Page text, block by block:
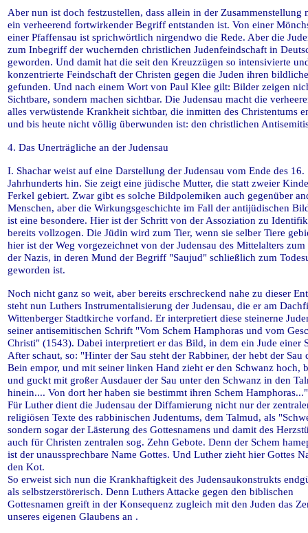
Aber nun ist doch festzustellen, dass allein in der Zusammenstellung
ein verheerend fortwirkender Begriff entstanden ist. Von einer
einer Pfaffensau ist sprichwörtlich nirgendwo die Rede. Aber die
zum Inbegriff der wuchernden christlichen Judenfeindschaft in
geworden. Und damit hat die seit den Kreuzzügen so intensivierte
konzentrierte Feindschaft der Christen gegen die Juden ihren
gefunden. Und nach einem Wort von Paul Klee gilt: Bilder zeigen
Sichtbare, sondern machen sichtbar. Die Judensau macht die
alles verwüstende Krankheit sichtbar, die inmitten des Christentums
und bis heute nicht völlig überwunden ist: den christlichen
4. Das Unerträgliche an der Judensau
I. Shachar weist auf eine Darstellung der Judensau vom Ende des 16.
Jahrhunderts hin. Sie zeigt eine jüdische Mutter, die statt zweier
Ferkel gebiert. Zwar gibt es solche Bildpolemiken auch gegenüber
Menschen, aber die Wirkungsgeschichte im Fall der antijüdischen
ist eine besondere. Hier ist der Schritt von der Assoziation zu
bereits vollzogen. Die Jüdin wird zum Tier, wenn sie selber Tiere
hier ist der Weg vorgezeichnet von der Judensau des Mittelalters zum
der Nazis, in deren Mund der Begriff "Saujud" schließlich zum
geworden ist.
Noch nicht ganz so weit, aber bereits erschreckend nahe zu dieser
steht nun Luthers Instrumentalisierung der Judensau, die er am
Wittenberger Stadtkirche vorfand. Er interpretiert diese steinerne
seiner antisemitischen Schrift "Vom Schem Hamphoras und vom
Christi" (1543). Dabei interpretiert er das Bild, in dem ein Jude einer
After schaut, so: "Hinter der Sau steht der Rabbiner, der hebt der Sau
Bein empor, und mit seiner linken Hand zieht er den Schwanz hoch,
und guckt mit großer Ausdauer der Sau unter den Schwanz in den
hinein.... Von dort her haben sie bestimmt ihren Schem Hamphoras..."
Für Luther dient die Judensau der Diffamierung nicht nur der
religiösen Texte des rabbinischen Judentums, dem Talmud, als
sondern sogar der Lästerung des Gottesnamens und damit des
auch für Christen zentralen sog. Zehn Gebote. Denn der Schem
ist der unaussprechbare Name Gottes. Und Luther zieht hier Gottes
den Kot.
So erweist sich nun die Krankhaftigkeit des Judensaukonstrukts
als selbstzerstörerisch. Denn Luthers Attacke gegen den biblischen
Gottesnamen greift in der Konsequenz zugleich mit den Juden das
unseres eigenen Glaubens an .